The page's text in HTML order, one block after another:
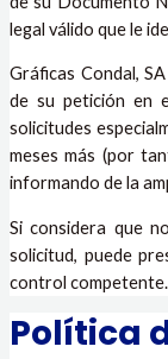
legal válido que le
Gráficas Condal,
de su petición en
solicitudes
meses más (por
informando de la
Si considera que
solicitud, puede
control competente.
Política